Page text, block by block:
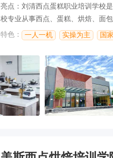
亮点：刘清西点蛋糕职业培训学校
校专业从事西点、蛋糕、烘焙、面
技术培训，学校一直致力于为西点
特色： 一人一机 实操为主 国